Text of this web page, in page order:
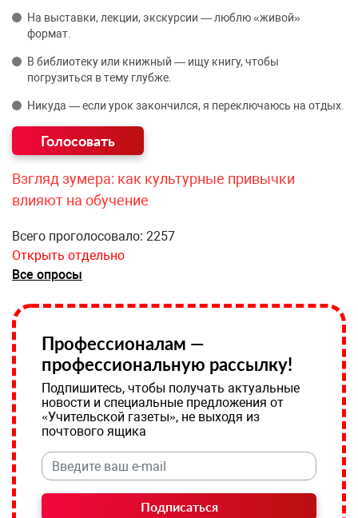
На выставки, лекции, экскурсии — люблю «живой»
формат.
В библиотеку или книжный — ищу книгу, чтобы
погрузиться в тему глубже.
Никуда — если урок закончился, я переключаюсь на отдых.
Взгляд зумера: как культурные привычки
влияют на обучение
Всего проголосовало: 2257
Открыть отдельно
Все опросы
Профессионалам —
профессиональную рассылку!
Подпишитесь, чтобы получать актуальные
новости и специальные предложения от
«Учительской газеты», не выходя из
почтового ящика
Подписаться